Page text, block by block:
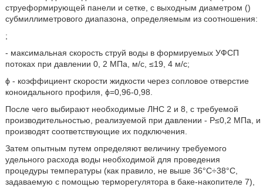
струеформирующей панели и сетке, с выходным диаметром ()
субмиллиметрового диапазона, определяемым из соотношения:
;
- максимальная скорость струй воды в формируемых УФСП
потоках при давлении 0, 2 МПа, м/с, ≤19, 4 м/с;
ϕ - коэффициент скорости жидкости через сопловое отверстие
коноидального профиля, ϕ=0,96-0,98.
После чего выбирают необходимые ЛНС 2 и 8, с требуемой
производительностью, реализуемой при давлении - Р≤0,2 МПа, и
производят соответствующие их подключения.
Затем опытным путем определяют величину требуемого
удельного расхода воды необходимой для проведения
процедуры температуры (как правило, не выше 36°С÷38°С,
задаваемую с помощью терморегулятора в баке-накопителе 7),